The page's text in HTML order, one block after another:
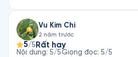
Vu Kim Chi
2 năm trước
5/5 Rất hay
Nội dung: 5/5Giọng đọc: 5/5